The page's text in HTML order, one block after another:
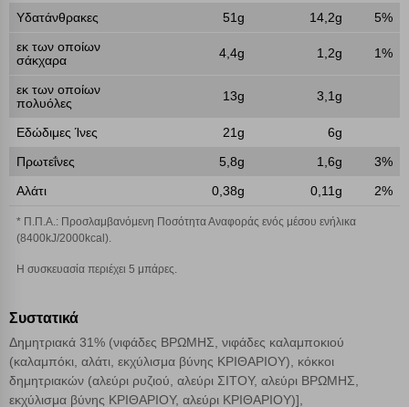
Υδατάνθρακες 51g 14,2g
5%
εκ των οποίων
σάκχαρα
4,4g 1,2g 1%
εκ των οποίων
πολυόλες
13g 3,1g
Εδώδιμες Ίνες 21g
6g
Πρωτεΐνες
5,8g 1,6g
3%
Αλάτι
0,38g 0,11g 2%
* Π.Π.Α.: Προσλαμβανόμενη Ποσότητα Αναφοράς ενός μέσου ενήλικα
(8400kJ/2000kcal).
Η συσκευασία περιέχει 5 μπάρες.
Συστατικά
Δημητριακά 31% (νιφάδες ΒΡΩΜΗΣ, νιφάδες καλαμποκιού
(καλαμπόκι, αλάτι, εκχύλισμα βύνης ΚΡΙΘΑΡΙΟΥ), κόκκοι
δημητριακών (αλεύρι ρυζιού, αλεύρι ΣΙΤΟΥ, αλεύρι ΒΡΩΜΗΣ,
εκχύλισμα βύνης ΚΡΙΘΑΡΙΟΥ, αλεύρι ΚΡΙΘΑΡΙΟΥ)],
Cookies στόχευσης
Απολύτως απαραίτητα cookies Πάντα Ενεργό
Αποδοχή όλων